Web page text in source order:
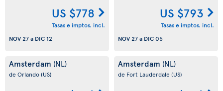
US $778
Tasas e imptos. incl.
NOV 27a DIC 12
US $793
Tasas e imptos. incl.
NOV 27a DIC 05
Amsterdam (NL)
de Orlando(US)
Amsterdam (NL)
de Fort Lauderdale (US)